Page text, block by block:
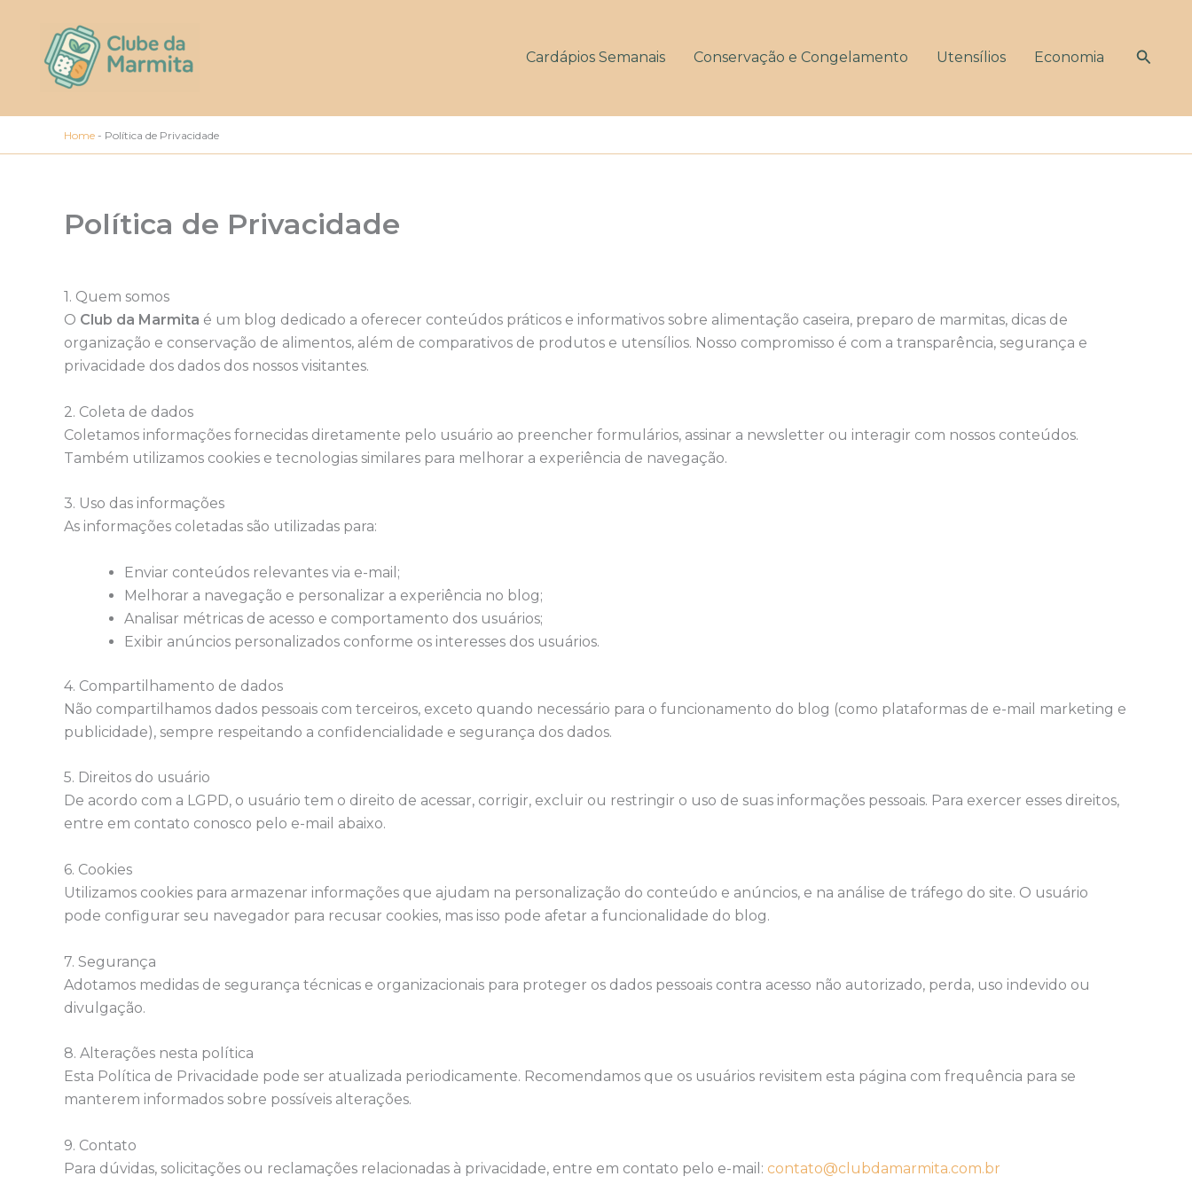
conteúdo
Cardápios Semanais Conservação e Congelamento Utensílios Economia
Home - Política de Privacidade
Política de Privacidade
1. Quem somos
O Club da Marmita é um blog dedicado a oferecer conteúdos práticos e informativos sobre alimentação caseira, preparo de marmitas, dicas de
organização e conservação de alimentos, além de comparativos de produtos e utensílios. Nosso compromisso é com a transparência, segurança e
privacidade dos dados dos nossos visitantes.
2. Coleta de dados
Coletamos informações fornecidas diretamente pelo usuário ao preencher formulários, assinar a newsletter ou interagir com nossos conteúdos.
Também utilizamos cookies e tecnologias similares para melhorar a experiência de navegação.
3. Uso das informações
As informações coletadas são utilizadas para:
Enviar conteúdos relevantes via e-mail;
Melhorar a navegação e personalizar a experiência no blog;
Analisar métricas de acesso e comportamento dos usuários;
Exibir anúncios personalizados conforme os interesses dos usuários.
4. Compartilhamento de dados
Não compartilhamos dados pessoais com terceiros, exceto quando necessário para o funcionamento do blog (como plataformas de e-mail marketing e
publicidade), sempre respeitando a confidencialidade e segurança dos dados.
5. Direitos do usuário
De acordo com a LGPD, o usuário tem o direito de acessar, corrigir, excluir ou restringir o uso de suas informações pessoais. Para exercer esses direitos,
entre em contato conosco pelo e-mail abaixo.
6. Cookies
Utilizamos cookies para armazenar informações que ajudam na personalização do conteúdo e anúncios, e na análise de tráfego do site. O usuário
pode configurar seu navegador para recusar cookies, mas isso pode afetar a funcionalidade do blog.
7. Segurança
Adotamos medidas de segurança técnicas e organizacionais para proteger os dados pessoais contra acesso não autorizado, perda, uso indevido ou
divulgação.
8. Alterações nesta política
Esta Política de Privacidade pode ser atualizada periodicamente. Recomendamos que os usuários revisitem esta página com frequência para se
manterem informados sobre possíveis alterações.
9. Contato
Para dúvidas, solicitações ou reclamações relacionadas à privacidade, entre em contato pelo e-mail: contato@clubdamarmita.com.br